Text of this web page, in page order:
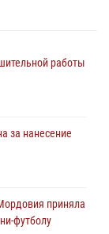
работы
за нанесение
приняла
футболу